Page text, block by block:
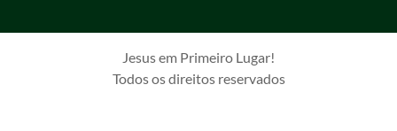
Jesus em Primeiro Lugar!
Todos os direitos reservados